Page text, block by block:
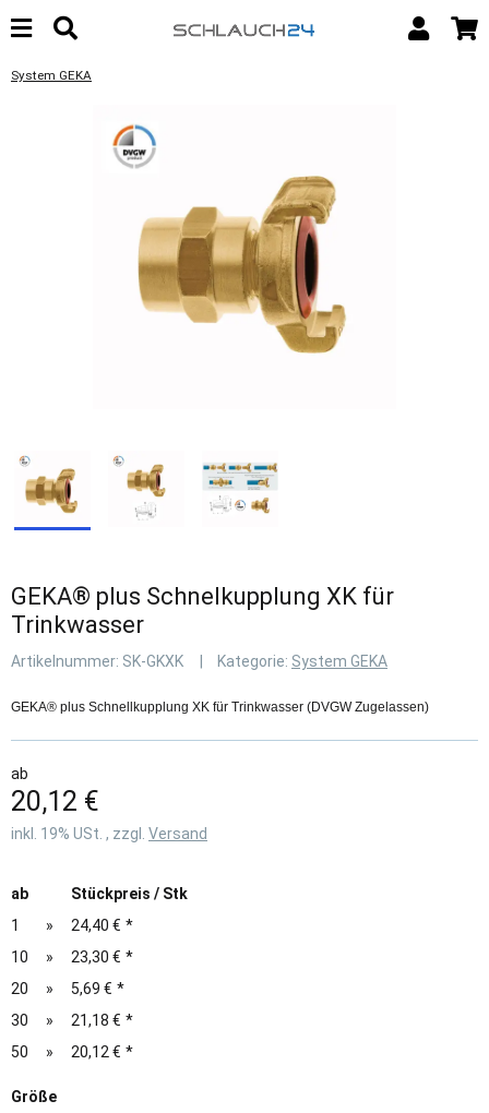
System GEKA
GEKA® plus Schnelkupplung XK für
Trinkwasser
Artikelnummer: SK-GKXK Kategorie: System GEKA
GEKA® plus Schnellkupplung XK für Trinkwasser (DVGW Zugelassen)
ab
20,12 €
inkl. 19% USt. , zzgl. Versand
ab
Stückpreis / Stk
1
» 24,40 € *
10
» 23,30 € *
20
» 5,69 € *
30
» 21,18 € *
50
» 20,12 € *
Größe